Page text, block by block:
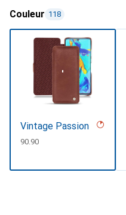
Couleur 118
Vintage Passion
CHF
90.90